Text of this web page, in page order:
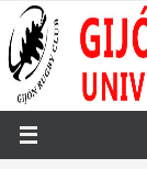
al
contenido